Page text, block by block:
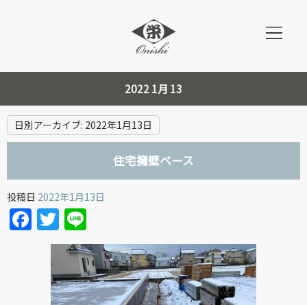
2022 1月 13
日別アーカイブ: 2022年1月13日
住宅擁壁ベース
投稿日 2022年1月13日
Facebook
Twitter